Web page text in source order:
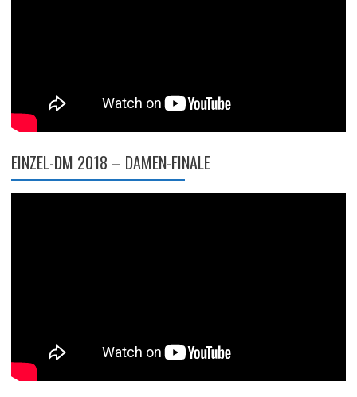
EINZEL-DM 2018 – DAMEN-FINALE